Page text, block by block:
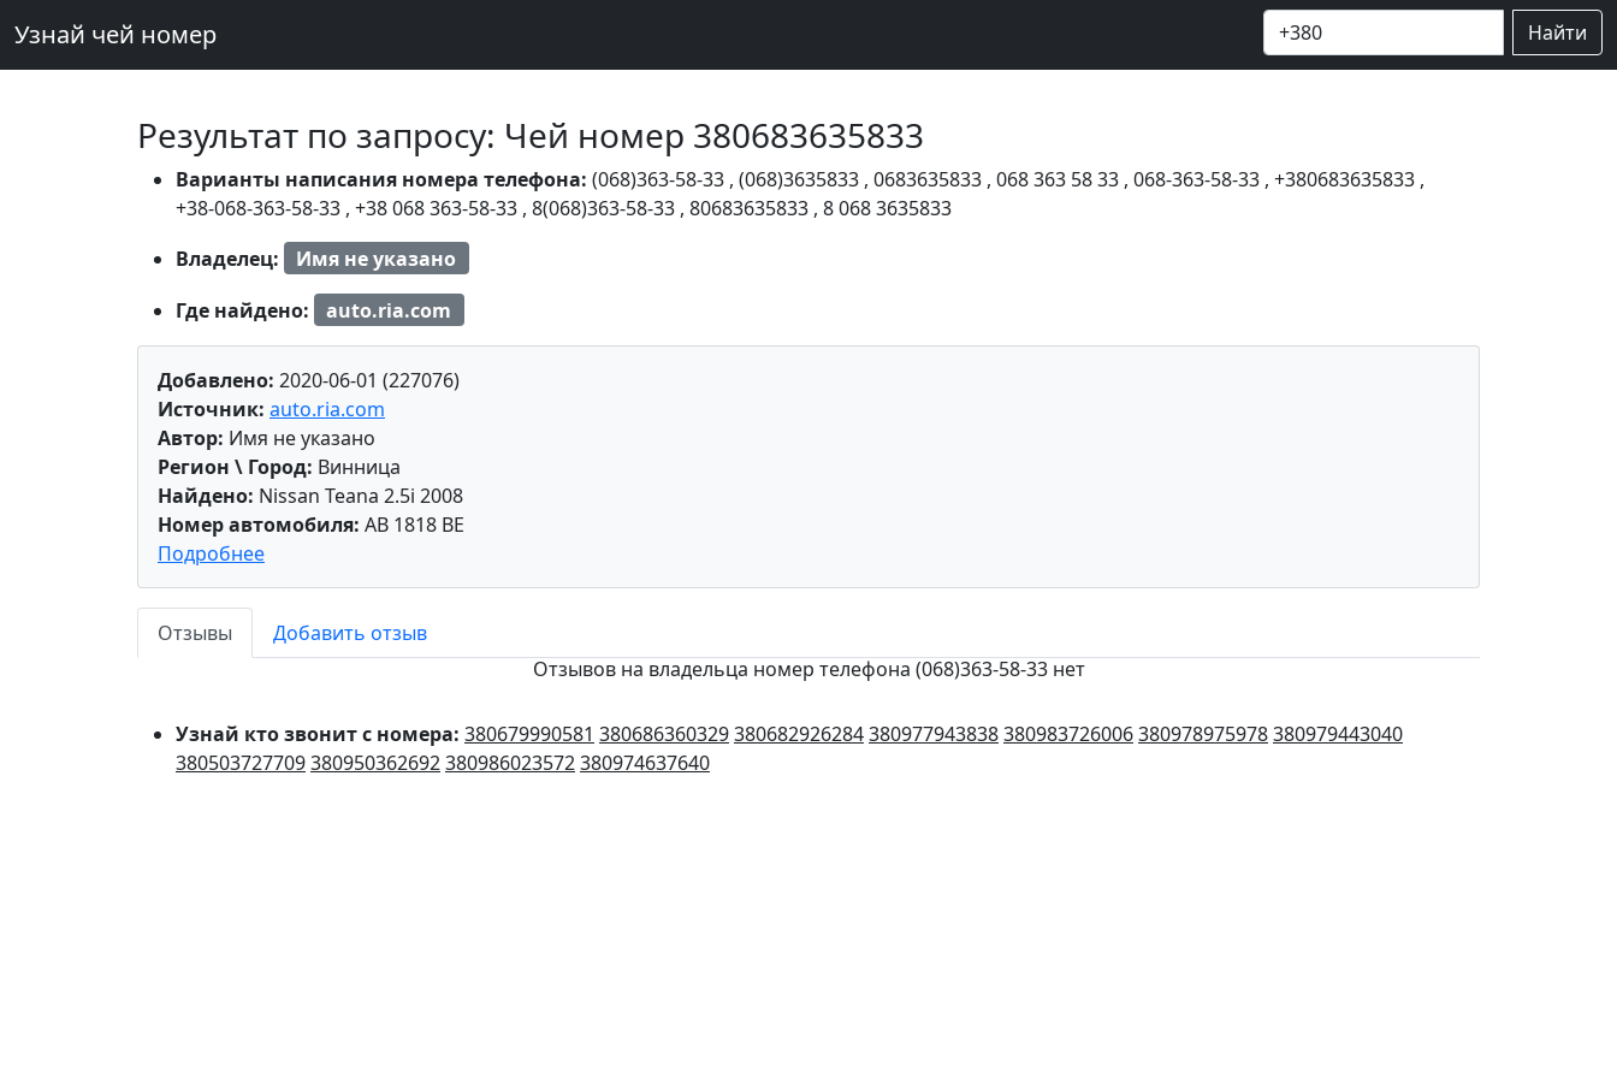
Узнай чей номер Найти
Результат по запросу: Чей номер 380683635833
Варианты написания номера телефона: (068)363-58-33 , (068)3635833 , 0683635833 , 068 363 58 33 , 068-363-58-33 , +380683635833 ,
+38-068-363-58-33 , +38 068 363-58-33 , 8(068)363-58-33 , 80683635833 , 8 068 3635833
Владелец:
Имя не указано
Где найдено:
auto.ria.com
Добавлено: 2020-06-01 (227076)
Источник: auto.ria.com
Автор: Имя не указано
Регион \ Город: Винница
Найдено: Nissan Teana 2.5i 2008
Номер автомобиля: AB 1818 BE
Подробнее
Отзывы
Добавить отзыв
Отзывов на владельца номер телефона (068)363-58-33 нет
Узнай кто звонит с номера: 380679990581 380686360329380682926284380977943838380983726006380978975978380979443040
380503727709380950362692380986023572380974637640